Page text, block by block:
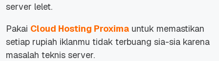
server lelet.
Pakai Cloud Hosting Proxima untuk memastikan
setiap rupiah iklanmu tidak terbuang sia-sia karena
masalah teknis server.